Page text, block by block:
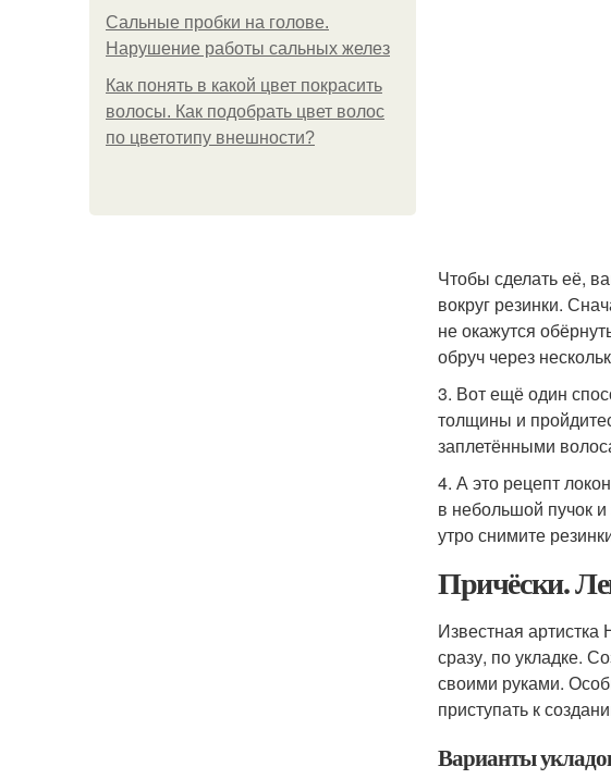
Сальные пробки на голове.
Нарушение работы сальных желез
Как понять в какой цвет покрасить
волосы. Как подобрать цвет волос
по цветотипу внешности?
Чтобы сделать её,
вокруг резинки.
не окажутся
обруч через
3. Вот ещё один
толщины и
заплетёнными
4. А это рецепт
в небольшой пучок и
утро снимите
Причёски.
Известная
сразу, по укладке.
своими руками.
приступать к
Варианты